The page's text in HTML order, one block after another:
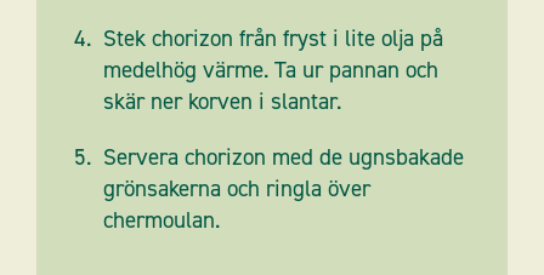
Stek chorizon från fryst i lite olja på
medelhög värme. Ta ur pannan och
skär ner korven i slantar.
Servera chorizon med de ugnsbakade
grönsakerna och ringla över
chermoulan.